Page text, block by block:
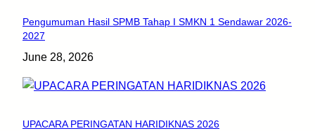
Pengumuman Hasil SPMB Tahap I SMKN 1 Sendawar 2026-
2027
June 28, 2026
UPACARA PERINGATAN HARIDIKNAS 2026